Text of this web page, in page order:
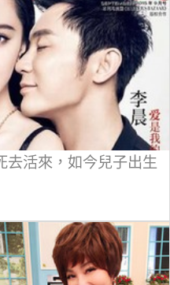
去活來，如今兒子出生